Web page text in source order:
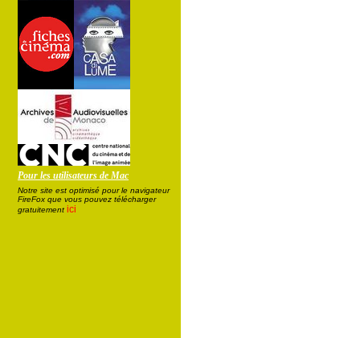
Pour les utilisateurs de Mac
Notre site est optimisé pour le navigateur
FireFox que vous pouvez télécharger
gratuitement ici